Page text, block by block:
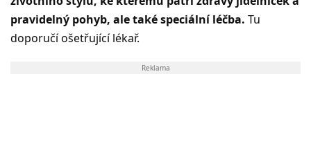
pravidelný pohyb, ale také speciální léčba. Tu
doporučí ošetřující lékař.
Reklama